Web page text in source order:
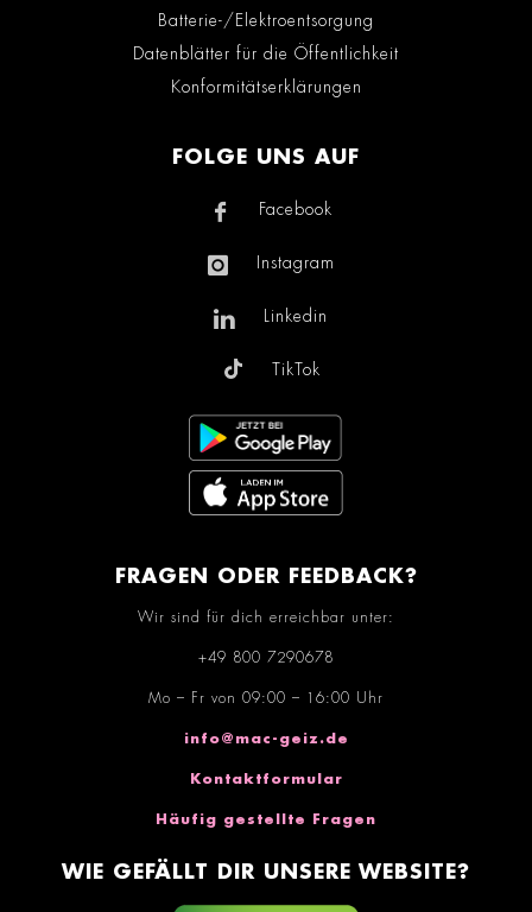
Batterie-/Elektroentsorgung
Datenblätter für die Öffentlichkeit
Konformitätserklärungen
FOLGE UNS AUF
Facebook
Instagram
Linkedin
TikTok
FRAGEN ODER FEEDBACK?
Wir sind für dich erreichbar unter:
+49 800 7290678
Mo – Fr von 09:00 – 16:00 Uhr
info@mac-geiz.de
Kontaktformular
Häufig gestellte Fragen
WIE GEFÄLLT DIR UNSERE WEBSITE?